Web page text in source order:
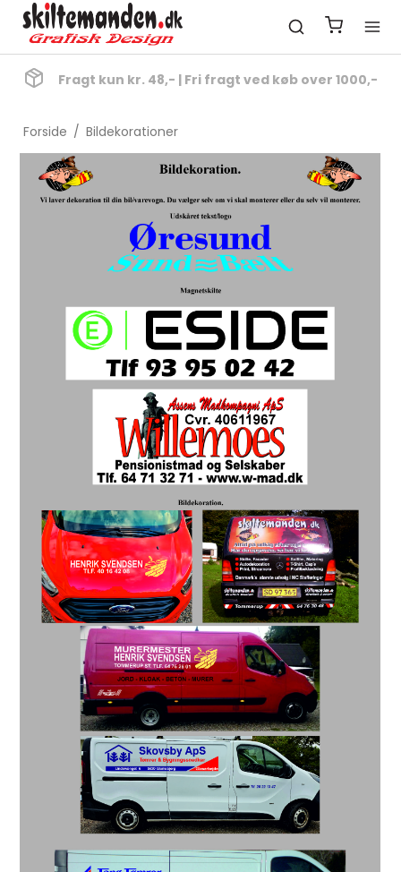
Fragt kun kr. 48,- | Fri fragt ved køb over 1000,-
Forside / Bildekorationer